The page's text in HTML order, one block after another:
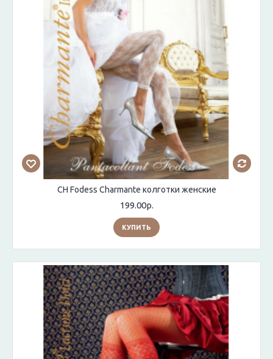
CH Fodess Charmante колготки женские
199.00р.
КУПИТЬ